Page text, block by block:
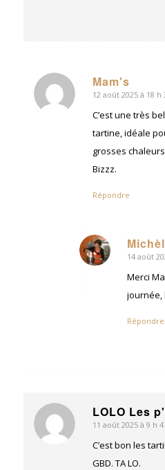
Mam's
dit
:
12 août 2025 à 18 h
C’est une très
tartine, idéale
grosses
Bizzz.
Répondre
dit
14 août
Merci
journée,
Répondre
LOLO Les
dit
:
11 août 2025 à 9 h
C’est bon les
GBD. TA LO.